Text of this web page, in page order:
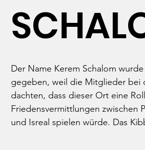
Der Name Kerem Schalom
gegeben, weil die Mitglieder bei
dachten, dass dieser Ort eine
Friedensvermittlungen zwischen
und Isreal spielen würde. Das